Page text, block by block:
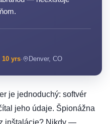
10 yrs· Denver, CO
je jednoduchý: softvér
jeho údaje. Špionážna
inštalácie? Nikdy —